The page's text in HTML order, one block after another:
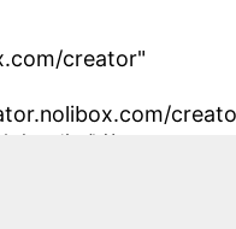
creator"